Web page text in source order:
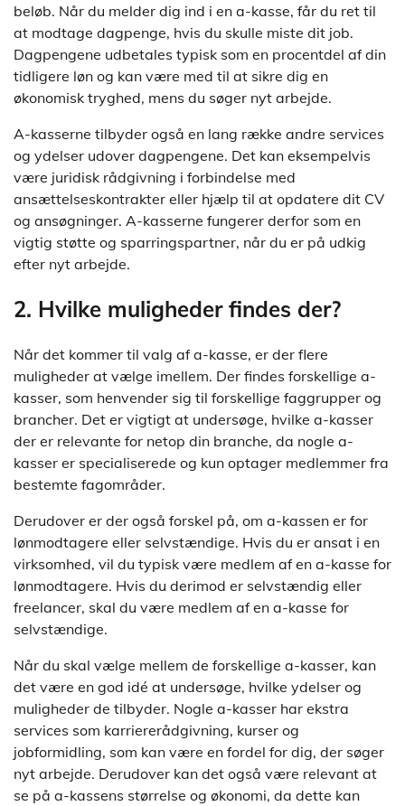
beløb. Når du melder dig ind i en a-kasse, får du ret til
at modtage dagpenge, hvis du skulle miste dit job.
Dagpengene udbetales typisk som en procentdel af din
tidligere løn og kan være med til at sikre dig en
økonomisk tryghed, mens du søger nyt arbejde.
A-kasserne tilbyder også en lang række andre services
og ydelser udover dagpengene. Det kan eksempelvis
være juridisk rådgivning i forbindelse med
ansættelseskontrakter eller hjælp til at opdatere dit CV
og ansøgninger. A-kasserne fungerer derfor som en
vigtig støtte og sparringspartner, når du er på udkig
efter nyt arbejde.
2. Hvilke muligheder findes der?
Når det kommer til valg af a-kasse, er der flere
muligheder at vælge imellem. Der findes forskellige a-
kasser, som henvender sig til forskellige faggrupper og
brancher. Det er vigtigt at undersøge, hvilke a-kasser
der er relevante for netop din branche, da nogle a-
kasser er specialiserede og kun optager medlemmer fra
bestemte fagområder.
Derudover er der også forskel på, om a-kassen er for
lønmodtagere eller selvstændige. Hvis du er ansat i en
virksomhed, vil du typisk være medlem af en a-kasse for
lønmodtagere. Hvis du derimod er selvstændig eller
freelancer, skal du være medlem af en a-kasse for
selvstændige.
Når du skal vælge mellem de forskellige a-kasser, kan
det være en god idé at undersøge, hvilke ydelser og
muligheder de tilbyder. Nogle a-kasser har ekstra
services som karriererådgivning, kurser og
jobformidling, som kan være en fordel for dig, der søger
nyt arbejde. Derudover kan det også være relevant at
se på a-kassens størrelse og økonomi, da dette kan